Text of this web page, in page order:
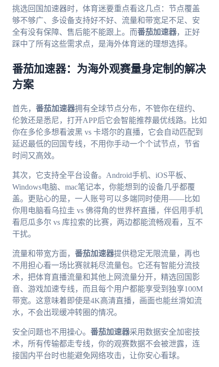
挑选回国加速器时，体育迷要重点看这几点：节点覆盖
够不够广、多设备支持好不好、流量和带宽足不足、安
全有没有保障、售后能不能跟上。而番茄加速器，正好
踩中了所有这些需求点，是海外体育迷的理想选择。
番茄加速器：为海外观赛量身定制的解决
方案
首先， 番茄加速器拥有全球节点分布，不管你在纽约、
伦敦还是悉尼，打开APP后它会智能推荐最优线路。比如
你在多伦多想看波黑 vs 卡塔尔的直播，它会自动匹配到
延迟最低的回国专线，不用你手动一个个试节点，节省
时间又高效。
其次，它支持全平台设备。Android手机、iOS平板、
Windows电脑、mac笔记本，你能想到的设备几乎都覆
盖。更贴心的是，一人账号可以多端同时使用——比如
你用电脑看乌拉圭 vs 佛得角的世界杯直播，伴侣用手机
看厄瓜多尔 vs 库拉索的比赛，两边都能流畅观看，互不
干扰。
流量和带宽方面， 番茄加速器提供稳定无限流量，再也
不用担心看一场比赛就耗尽流量包。它还有智能分流技
术，把体育直播流量和其他上网流量分开，精选回国影
音、游戏加速专线，而且每个用户都能享受到独享100M
带宽。这意味着即使是4K高清直播，画面也能丝滑如流
水，不会出现缓冲转圈的情况。
安全问题也不用操心。 番茄加速器采用数据安全加密技
术，所有传输都走专线，你的观赛数据不会被泄露，连
接国内平台时也能避免网络攻击，让你安心看球。